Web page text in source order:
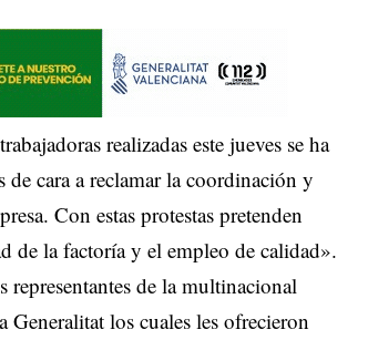
realizadas este jueves se ha
cara a reclamar la coordinación y
Con estas protestas pretenden
de la factoría y el empleo de calidad».
representantes de la multinacional
Generalitat los cuales les ofrecieron